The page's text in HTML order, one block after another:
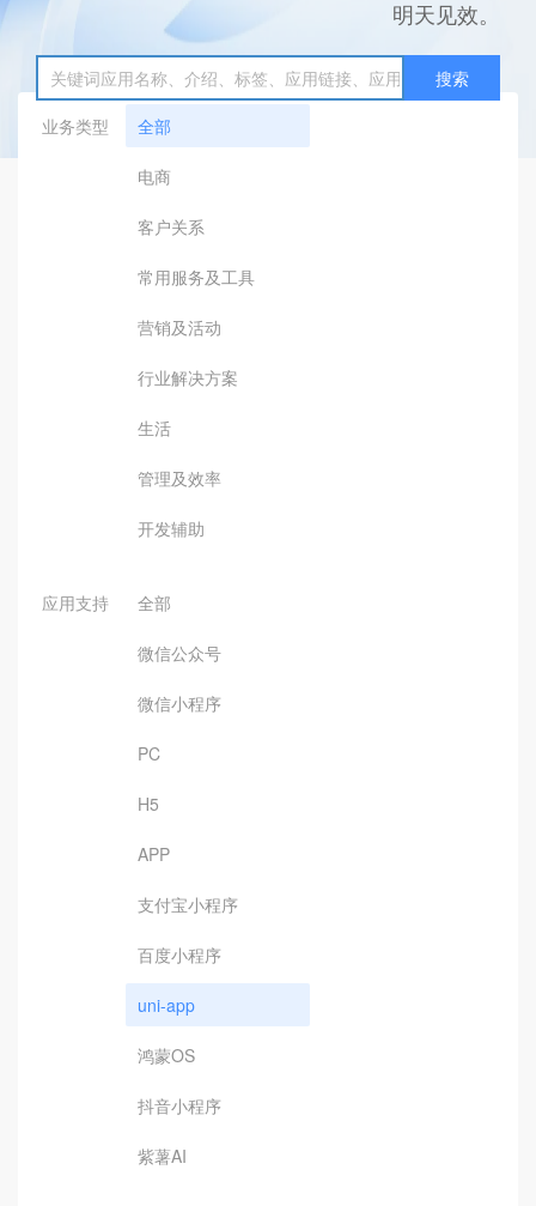
明天见效。
搜索
业务类型
全部
电商
客户关系
常用服务及工具
营销及活动
行业解决方案
生活
管理及效率
开发辅助
应用支持 全部
微信公众号
微信小程序
PC
H5
APP
支付宝小程序
百度小程序
uni-app
鸿蒙OS
抖音小程序
紫薯AI